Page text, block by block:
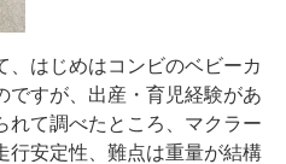
、はじめはコンビのベビーカ
ですが、出産・育児経験があ
れて調べたところ、マクラー
行安定性、難点は重量が結構